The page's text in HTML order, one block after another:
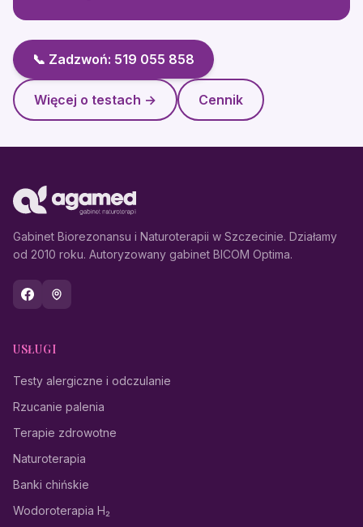
📞 Zadzwoń: 519 055 858
Więcej o testach → Cennik
Gabinet Biorezonansu i Naturoterapii w Szczecinie. Działamy
od 2010 roku. Autoryzowany gabinet BICOM Optima.
USŁUGI
Testy alergiczne i odczulanie
Rzucanie palenia
Terapie zdrowotne
Naturoterapia
Banki chińskie
Wodoroterapia H₂